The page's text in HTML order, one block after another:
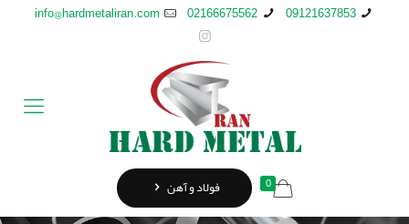
09121637853
02166675562
info@hardmetaliran.com
0 فولاد و آهن